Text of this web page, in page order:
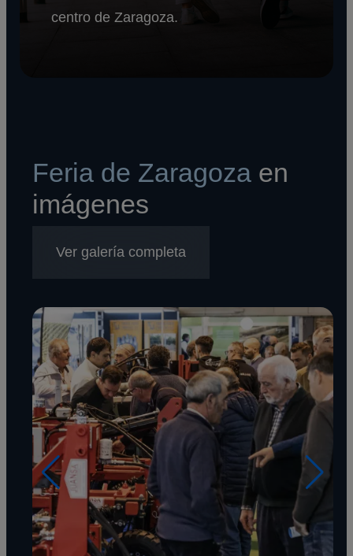
centro de Zaragoza.
Feria de Zaragoza en
imágenes
Ver galería completa
Imagen